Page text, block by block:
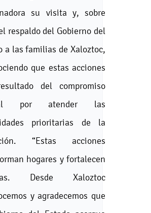
su visita y, sobre
respaldo del Gobierno del
a las familias de Xaloztoc,
que estas acciones
del compromiso
por atender las
prioritarias de la
“Estas acciones
hogares y fortalecen
Desde Xaloztoc
y agradecemos que